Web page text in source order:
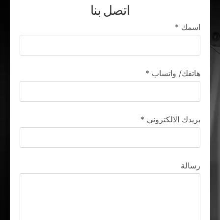
اتصل بنا
اسمك *
هاتفك/ واتساب *
بريدك الالكتروني *
رسالة